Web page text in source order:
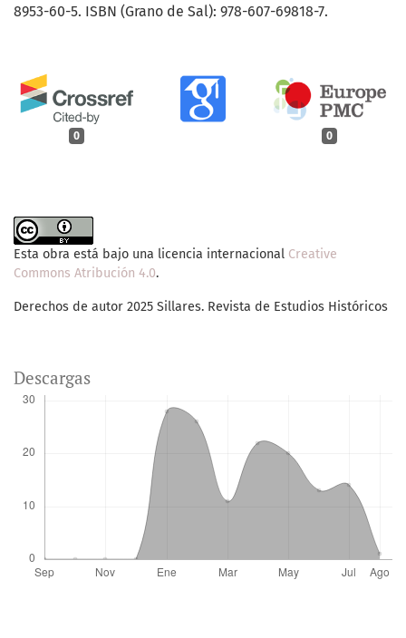
0 0
8953-60-5. ISBN (Grano de Sal): 978-607-69818-7.
Esta obra está bajo una licencia internacional Creative
Commons Atribución 4.0.
Derechos de autor 2025 Sillares. Revista de Estudios Históricos
Descargas